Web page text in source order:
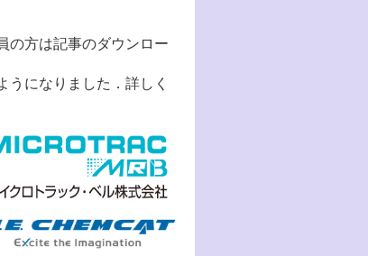
の方は記事のダウンロー
になりました．詳しく